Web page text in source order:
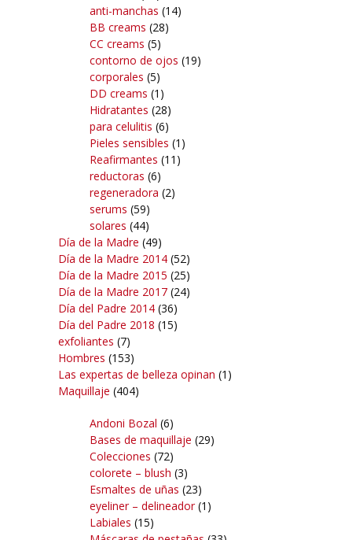
anti-manchas (14)
BB creams (28)
CC creams (5)
contorno de ojos (19)
corporales (5)
DD creams (1)
Hidratantes (28)
para celulitis (6)
Pieles sensibles (1)
Reafirmantes (11)
reductoras (6)
regeneradora (2)
serums (59)
solares (44)
Día de la Madre (49)
Día de la Madre 2014 (52)
Día de la Madre 2015 (25)
Día de la Madre 2017 (24)
Día del Padre 2014 (36)
Día del Padre 2018 (15)
exfoliantes (7)
Hombres (153)
Las expertas de belleza opinan (1)
Maquillaje (404)
Andoni Bozal (6)
Bases de maquillaje (29)
Colecciones (72)
colorete – blush (3)
Esmaltes de uñas (23)
eyeliner – delineador(1)
Labiales (15)